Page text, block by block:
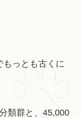
もっとも古くに
類群と、45,000